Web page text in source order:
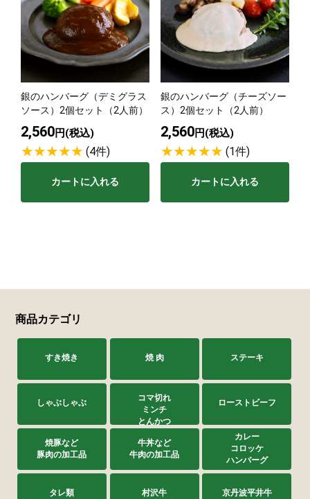
銀のハンバーグ（デミグラス
ソース）2個セット（2人前）
2,560円(税込)
(4件)
カートに入れる
銀のハンバーグ（チーズソー
ス）2個セット（2人前）
2,560円(税込)
(1件)
カートに入れる
商品カテゴリ
すき焼き 焼 肉 ステーキ
しゃぶしゃぶ
コマ切れ
ミンチ
とんかつ
ローストビーフ
焼豚など
豚肉の加工品
牛丼など
牛肉の加工品
カレー
コロッケ
ハンバーグ
タレ類 村沢牛 京丹波平井牛